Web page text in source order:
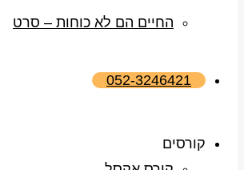
החיים הם לא כוחות – סרט
052-3246421
קורסים